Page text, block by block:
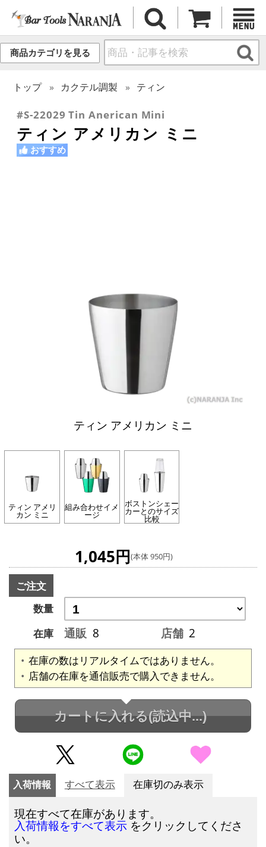
商品カテゴリを見る
トップ カクテル調製 ティン
#S-22029 Tin Anerican Mini
ティン アメリカン ミニ
おすすめ
ティン アメリカン ミニ
ティン アメリ
カン ミニ
組み合わせイメ
ージ
ボストンシェー
カーとのサイズ
比較
1,045円(本体 950円)
ご注文
数量
在庫
通販 8 店舗 2
在庫の数はリアルタイムではありません。
店舗の在庫を通信販売で購入できません。
カートに入れる(読込中...)
入荷情報 すべて表示 在庫切のみ表示
現在すべて在庫があります。
入荷情報をすべて表示 をクリックしてくださ
い。